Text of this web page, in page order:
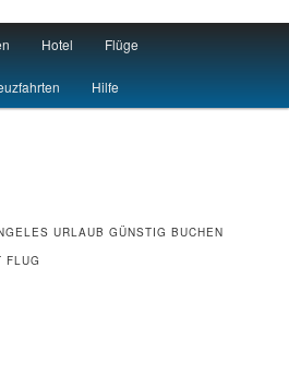
Flug
Hotel Flüge
Hilfe
URLAUB GÜNSTIG BUCHEN
FLUG